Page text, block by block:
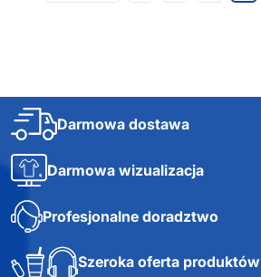
Darmowa dostawa
Darmowa wizualizacja
Profesjonalne doradztwo
Szeroka oferta produktów